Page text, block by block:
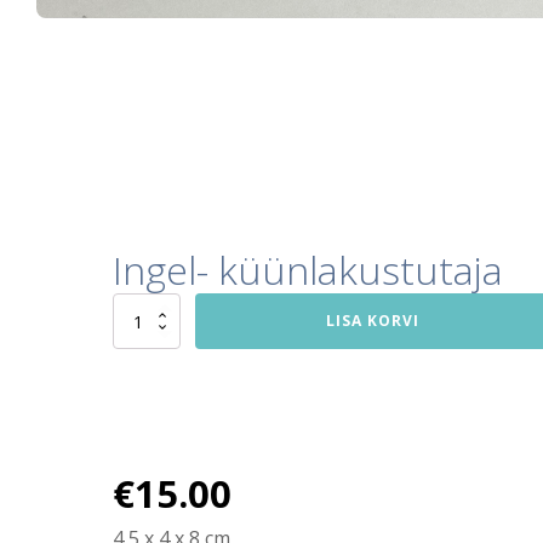
Ingel- küünlakustutaja
Ingel-
LISA KORVI
€15.00